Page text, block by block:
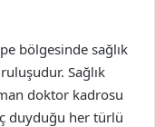
bölgesinde sağlık
Sağlık
doktor kadrosu
duyduğu her türlü